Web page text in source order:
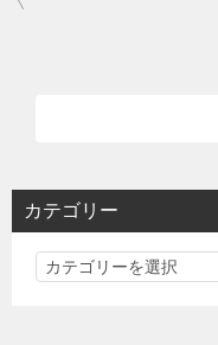
シカテゴリー
カ